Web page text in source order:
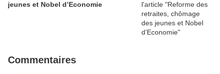
jeunes et Nobel d’Economie
Commentaires